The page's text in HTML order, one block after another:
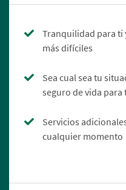
Tranquilidad para ti
más difíciles
Sea cual sea tu
seguro de vida para
Servicios
cualquier momento